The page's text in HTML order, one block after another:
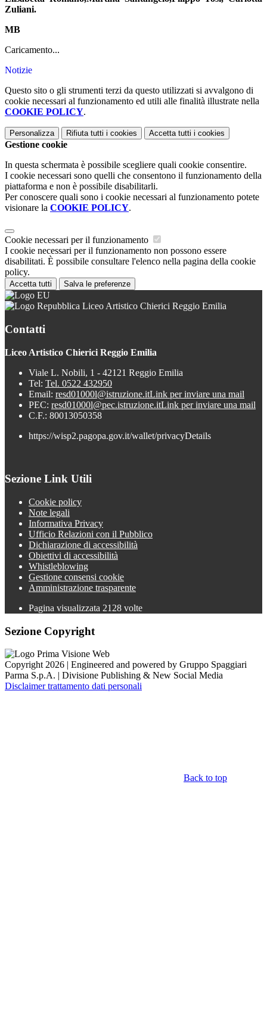
Zuliani.
MB
Caricamento...
Notizie
Questo sito o gli strumenti terzi da questo utilizzati si avvalgono di
cookie necessari al funzionamento ed utili alle finalità illustrate nella
COOKIE POLICY.
Personalizza Rifiuta tutti i cookies Accetta tutti i cookies
Gestione cookie
In questa schermata è possibile scegliere quali cookie consentire.
I cookie necessari sono quelli che consentono il funzionamento della
piattaforma e non è possibile disabilitarli.
Per conoscere quali sono i cookie necessari al funzionamento potete
visionare la COOKIE POLICY.
Cookie necessari per il funzionamento
I cookie necessari per il funzionamento non possono essere
disabilitati. È possibile consultare l'elenco nella pagina della cookie
policy.
Accetta tutti Salva le preferenze
Liceo Artistico Chierici Reggio Emilia
Contatti
Liceo Artistico Chierici Reggio Emilia
Viale L. Nobili, 1 - 42121 Reggio Emilia
Tel: Tel. 0522 432950
Email: resd01000l@istruzione.itLink per inviare una mail
PEC: resd01000l@pec.istruzione.itLink per inviare una mail
C.F.: 80013050358
https://wisp2.pagopa.gov.it/wallet/privacyDetails
Sezione Link Utili
Cookie policy
Note legali
Informativa Privacy
Ufficio Relazioni con il Pubblico
Dichiarazione di accessibilità
Obiettivi di accessibilità
Whistleblowing
Gestione consensi cookie
Amministrazione trasparente
Pagina visualizzata 2128 volte
Sezione Copyright
Copyright 2026 | Engineered and powered by Gruppo Spaggiari
Parma S.p.A. | Divisione Publishing & New Social Media
Disclaimer trattamento dati personali
Back to top